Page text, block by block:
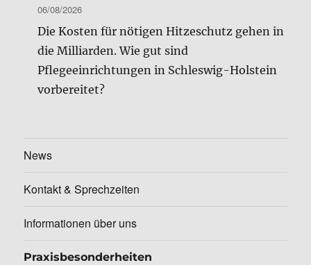
06/08/2026
Die Kosten für nötigen Hitzeschutz gehen in
die Milliarden. Wie gut sind
Pflegeeinrichtungen in Schleswig-Holstein
vorbereitet?
News
Kontakt & Sprechzeiten
Informationen über uns
Praxisbesonderheiten